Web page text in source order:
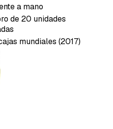
a mano
de 20 unidades
mundiales (2017)